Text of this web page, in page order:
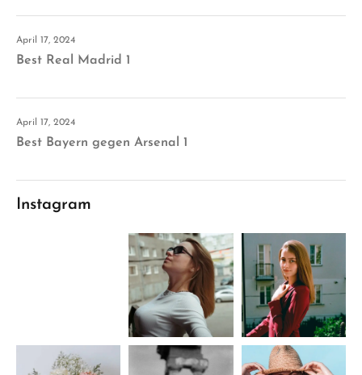
April 17, 2024
Best Real Madrid 1
April 17, 2024
Best Bayern gegen Arsenal 1
Instagram